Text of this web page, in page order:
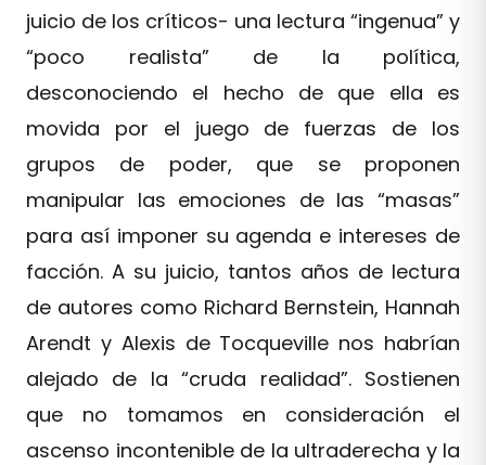
juicio de los críticos- una lectura “ingenua” y
“poco realista” de la política,
desconociendo el hecho de que ella es
movida por el juego de fuerzas de los
grupos de poder, que se proponen
manipular las emociones de las “masas”
para así imponer su agenda e intereses de
facción. A su juicio, tantos años de lectura
de autores como Richard Bernstein, Hannah
Arendt y Alexis de Tocqueville nos habrían
alejado de la “cruda realidad”. Sostienen
que no tomamos en consideración el
ascenso incontenible de la ultraderecha y la